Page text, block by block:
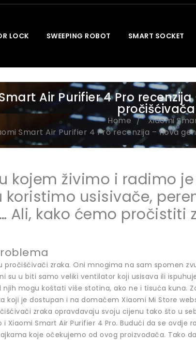
LOCK SWEEPING ROBOT SMART SOCKET
Air Purifier 4 Pro
Home
Xiaomi
Smart Air Purifier 4 Pro recenzija – nova
kojem živimo i radimo
koristimo usisivače,
Ali, kako ćemo pročistiti
pročišćivači zraka. Oni mnogima na sam spomen
su u biti samo veliki ventilator koji usisava ili
njih mogu koštati više stotina, ako ne i tisuća kuna.
koji je dostupan i na domaćem Xiaomi Mi Store
zraka opravdavaju svoju cijenu tako što u
i Xiaomi Smart Air Purifier 4 Pro. Budući da se
koje očekujemo od ovog proizvođača. Tako